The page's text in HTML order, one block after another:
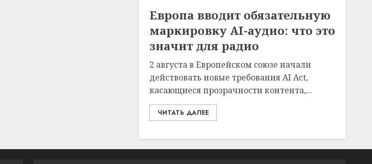
Европа вводит обязательную
маркировку AI-аудио: что это
значит для радио
2 августа в Европейском союзе начали
действовать новые требования AI Act,
касающиеся прозрачности контента,...
ЧИТАТЬ ДАЛЕЕ